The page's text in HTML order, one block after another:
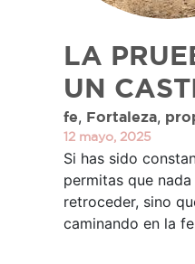
LA
UN
fe, Fortaleza,
12 mayo, 2025
Si has sido
permitas que
retroceder, sino
caminando en la